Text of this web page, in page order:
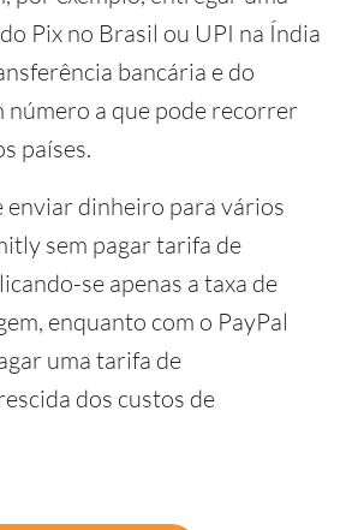
Pix no Brasil ou UPI na Índia
bancária e do
número a que pode recorrer
países.
enviar dinheiro para vários
sem pagar tarifa de
se apenas a taxa de
enquanto com o PayPal
uma tarifa de
dos custos de